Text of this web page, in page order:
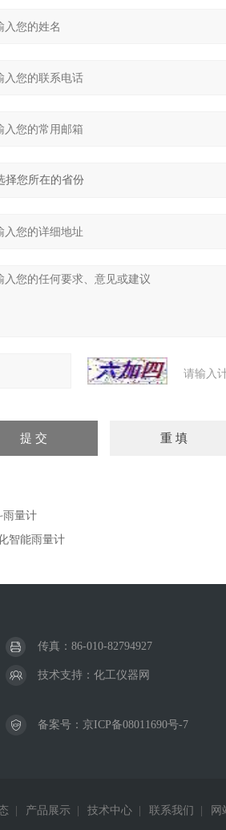
请输入
雨量计
智能雨量计
传真：86-010-82794927
技术支持： 化工仪器网
备案号： 京ICP备08011690号-7
产品展示 技术中心 联系我们 网